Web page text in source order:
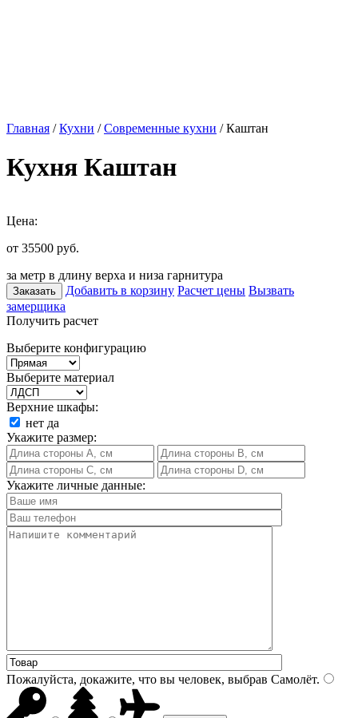
Главная /Кухни /Современные кухни / Каштан
Кухня Каштан
Цена:
от 35500 руб.
за метр в длину верха и низа гарнитура
Заказать Добавить в корзину Расчет цены Вызвать
замерщика
Получить расчет
Выберите конфигурацию
Выберите материал
Верхние шкафы:
нет да
Укажите размер:
Укажите личные данные:
Пожалуйста, докажите, что вы человек, выбрав Самолёт.